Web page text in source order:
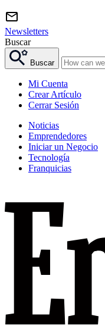
Newsletters
Buscar
Buscar
Mi Cuenta
Crear Artículo
Cerrar Sesión
Noticias
Emprendedores
Iniciar un Negocio
Tecnología
Franquicias